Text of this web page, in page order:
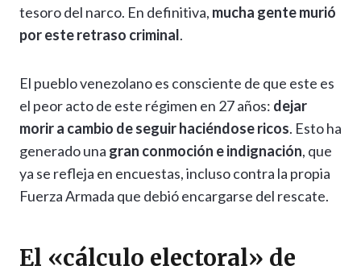
tesoro del narco. En definitiva, mucha gente murió
por este retraso criminal.
El pueblo venezolano es consciente de que este es
el peor acto de este régimen en 27 años: dejar
morir a cambio de seguir haciéndose ricos. Esto ha
generado una gran conmoción e indignación, que
ya se refleja en encuestas, incluso contra la propia
Fuerza Armada que debió encargarse del rescate.
El «cálculo electoral» de